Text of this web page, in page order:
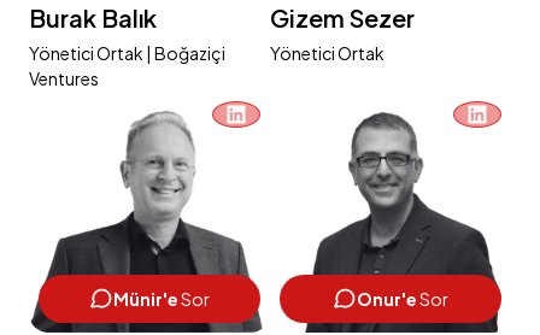
Burak Balık
Yönetici Ortak | Boğaziçi
Ventures
Gizem Sezer
Yönetici Ortak
Münir'eSor Onur'eSor